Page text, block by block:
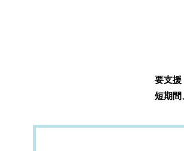
要支援
短期間